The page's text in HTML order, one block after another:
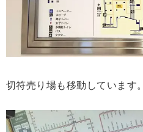
切符売り場も移動しています。